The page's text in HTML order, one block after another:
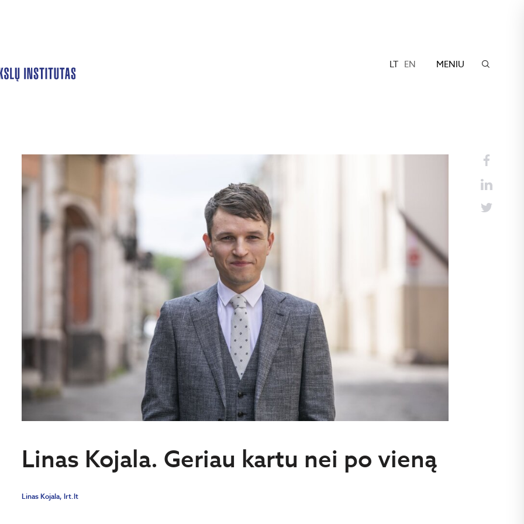
LT EN MENIU
Linas Kojala. Geriau kartu nei po vieną
Linas Kojala, lrt.lt